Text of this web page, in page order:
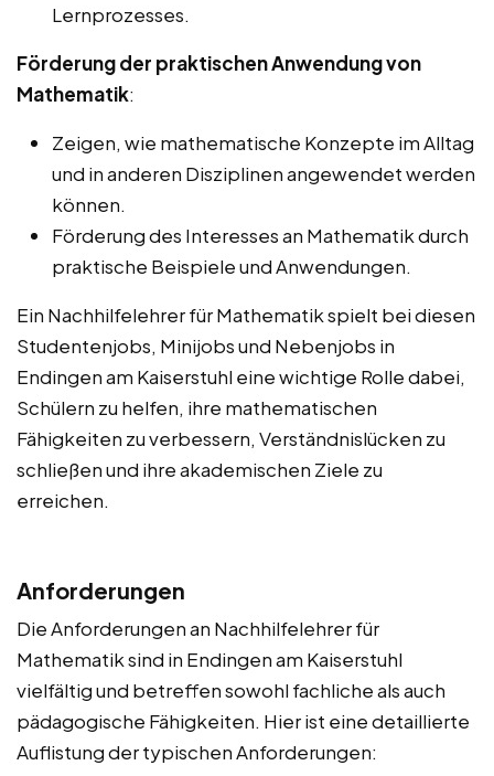
Lernprozesses.
Förderung der praktischen Anwendung von
Mathematik:
Zeigen, wie mathematische Konzepte im Alltag
und in anderen Disziplinen angewendet werden
können.
Förderung des Interesses an Mathematik durch
praktische Beispiele und Anwendungen.
Ein Nachhilfelehrer für Mathematik spielt bei diesen
Studentenjobs, Minijobs und Nebenjobs in
Endingen am Kaiserstuhl eine wichtige Rolle dabei,
Schülern zu helfen, ihre mathematischen
Fähigkeiten zu verbessern, Verständnislücken zu
schließen und ihre akademischen Ziele zu
erreichen.
Anforderungen
Die Anforderungen an Nachhilfelehrer für
Mathematik sind in Endingen am Kaiserstuhl
vielfältig und betreffen sowohl fachliche als auch
pädagogische Fähigkeiten. Hier ist eine detaillierte
Auflistung der typischen Anforderungen: